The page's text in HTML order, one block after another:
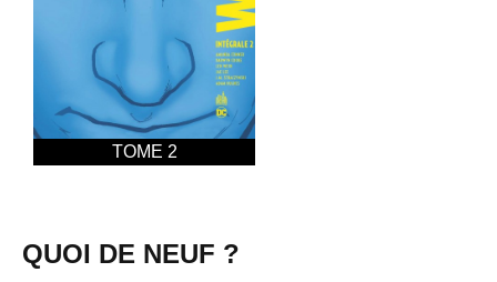
TOME 2
QUOI DE NEUF ?